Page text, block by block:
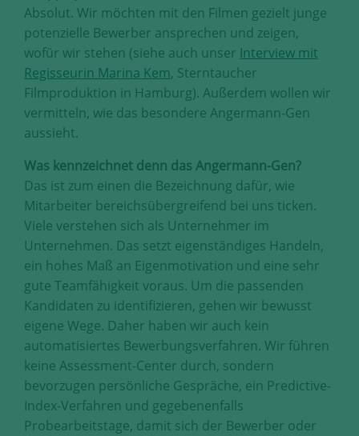
Absolut. Wir möchten mit den Filmen gezielt junge
potenzielle Bewerber ansprechen und zeigen,
wofür wir stehen (siehe auch unser Interview mit
Regisseurin Marina Kem, Sterntaucher
Filmproduktion in Hamburg). Außerdem wollen wir
vermitteln, wie das besondere Angermann-Gen
aussieht.
Was kennzeichnet denn das Angermann-Gen?
Das ist zum einen die Bezeichnung dafür, wie
Mitarbeiter bereichsübergreifend bei uns ticken.
Viele verstehen sich als Unternehmer im
Unternehmen. Das setzt eigenständiges Handeln,
ein hohes Maß an Eigenmotivation und eine sehr
gute Teamfähigkeit voraus. Um die passenden
Kandidaten zu identifizieren, gehen wir bewusst
eigene Wege. Daher haben wir auch kein
automatisiertes Bewerbungsverfahren. Wir führen
keine Assessment-Center durch, sondern
bevorzugen persönliche Gespräche, ein Predictive-
Index-Verfahren und gegebenenfalls
Probearbeitstage, damit sich der Bewerber oder
Diese Cookies erfassen anonyme
Statistik-Daten, wie zum Beispiel
die Anzahl der Besucher auf den
Seiten, Ihren Weg durch unseren
Internetauftritt oder das Gerät, mit
dem die Seiten angesehen werden.
Aufgrund dieser Statistiken können
optimieren.
Speichern und schließen
Alle akzeptieren
Mehr über die genutzten Cookies erfahren